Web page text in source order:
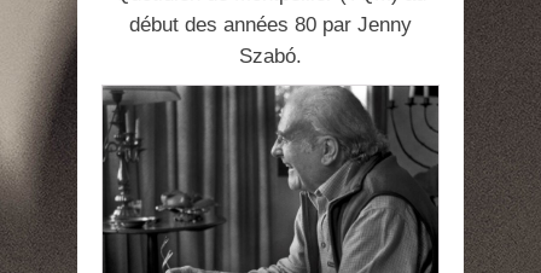
début des années 80 par Jenny
Szabó.